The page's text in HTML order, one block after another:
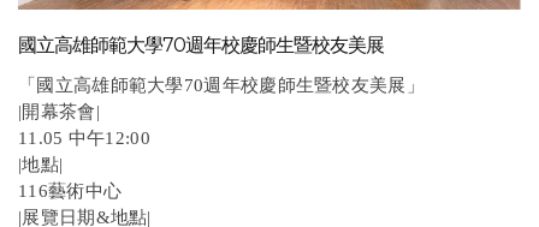
國立高雄師範大學70週年校慶師生暨校友美展
「國立高雄師範大學70週年校慶師生暨校友美展」
|開幕茶會|
11.05 中午12:00
|地點|
116藝術中心
|展覽日期&地點|